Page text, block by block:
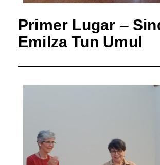
Primer Lugar –
Emilza Tun Umul